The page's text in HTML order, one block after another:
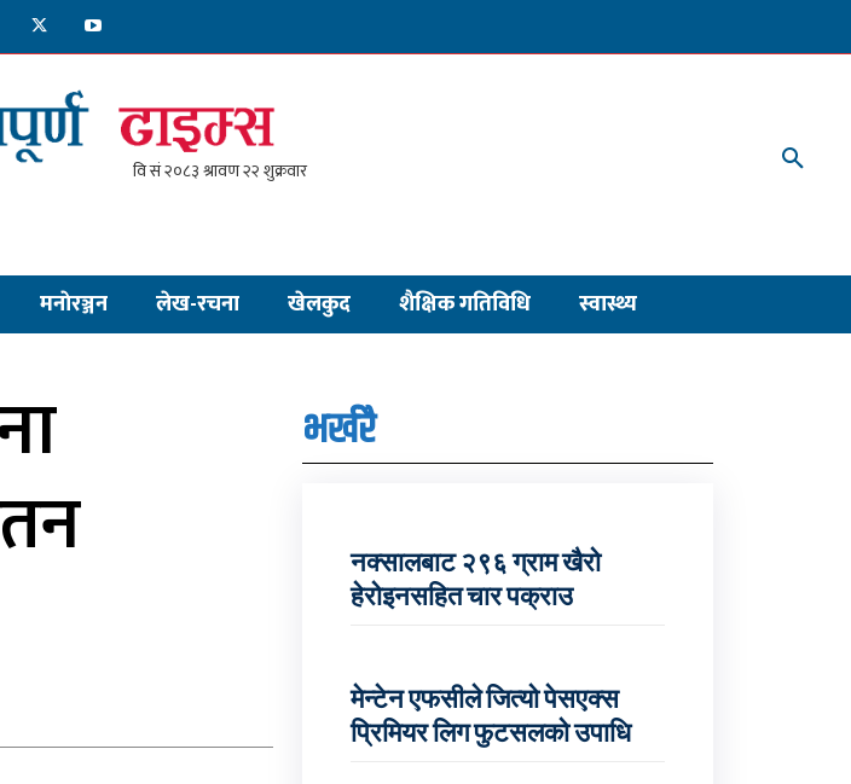
मनाेरञ्जन लेख-रचना खेलकुद शैक्षिक गतिविधि स्वास्थ्य
भर्खरै
नक्सालबाट २९६ ग्राम खैरो
हेरोइनसहित चार पक्राउ
मेन्टेन एफसीले जित्यो पेसएक्स
प्रिमियर लिग फुटसलको उपाधि